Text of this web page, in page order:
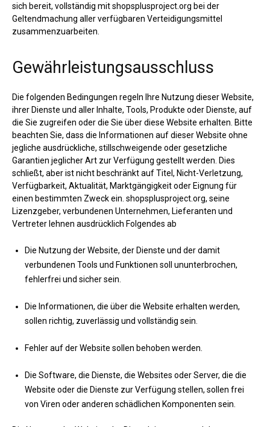
sich bereit, vollständig mit shopsplusproject.org bei der
Geltendmachung aller verfügbaren Verteidigungsmittel
zusammenzuarbeiten.
Gewährleistungsausschluss
Die folgenden Bedingungen regeln Ihre Nutzung dieser Website,
ihrer Dienste und aller Inhalte, Tools, Produkte oder Dienste, auf
die Sie zugreifen oder die Sie über diese Website erhalten. Bitte
beachten Sie, dass die Informationen auf dieser Website ohne
jegliche ausdrückliche, stillschweigende oder gesetzliche
Garantien jeglicher Art zur Verfügung gestellt werden. Dies
schließt, aber ist nicht beschränkt auf Titel, Nicht-Verletzung,
Verfügbarkeit, Aktualität, Marktgängigkeit oder Eignung für
einen bestimmten Zweck ein. shopsplusproject.org, seine
Lizenzgeber, verbundenen Unternehmen, Lieferanten und
Vertreter lehnen ausdrücklich Folgendes ab
Die Nutzung der Website, der Dienste und der damit
verbundenen Tools und Funktionen soll ununterbrochen,
fehlerfrei und sicher sein.
Die Informationen, die über die Website erhalten werden,
sollen richtig, zuverlässig und vollständig sein.
Fehler auf der Website sollen behoben werden.
Die Software, die Dienste, die Websites oder Server, die die
Website oder die Dienste zur Verfügung stellen, sollen frei
von Viren oder anderen schädlichen Komponenten sein.